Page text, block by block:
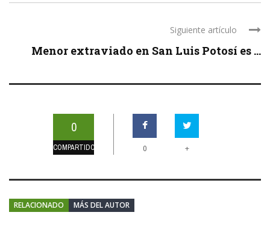
Siguiente artículo
Menor extraviado en San Luis Potosí es ...
0
COMPARTIDOS 0 +
RELACIONADO MÁS DEL AUTOR